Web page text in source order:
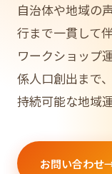
自治体や地域の
行まで一貫して伴
ワークショップ
係人口創出まで、
持続可能な地域
お問い合わせ